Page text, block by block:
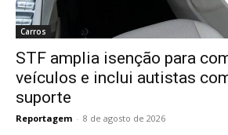
Carros
STF amplia isenção para
veículos e inclui autistas
suporte
Reportagem - 8 de agosto de 2026